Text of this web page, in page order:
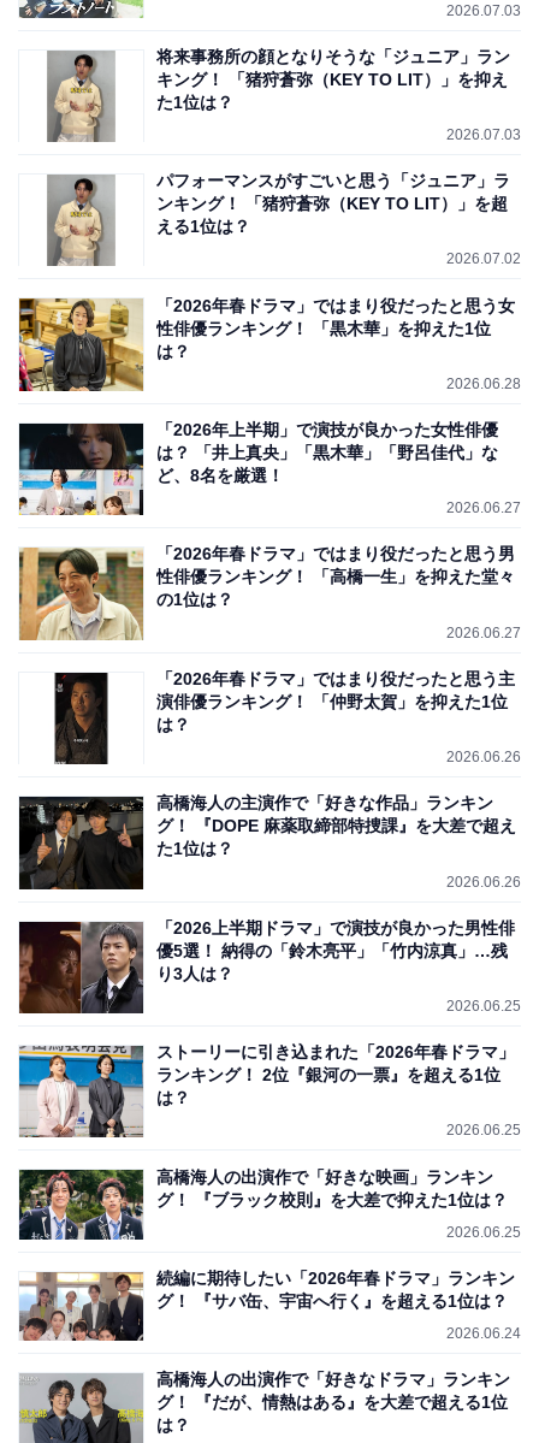
2026.07.03
将来事務所の顔となりそうな「ジュニア」ラン
キング！ 「猪狩蒼弥（KEY TO LIT）」を抑え
た1位は？
2026.07.03
パフォーマンスがすごいと思う「ジュニア」ラ
ンキング！ 「猪狩蒼弥（KEY TO LIT）」を超
える1位は？
2026.07.02
「2026年春ドラマ」ではまり役だったと思う女
性俳優ランキング！ 「黒木華」を抑えた1位
は？
2026.06.28
「2026年上半期」で演技が良かった女性俳優
は？ 「井上真央」「黒木華」「野呂佳代」な
ど、8名を厳選！
2026.06.27
「2026年春ドラマ」ではまり役だったと思う男
性俳優ランキング！ 「高橋一生」を抑えた堂々
の1位は？
2026.06.27
「2026年春ドラマ」ではまり役だったと思う主
演俳優ランキング！ 「仲野太賀」を抑えた1位
は？
2026.06.26
高橋海人の主演作で「好きな作品」ランキン
グ！ 『DOPE 麻薬取締部特捜課』を大差で超え
た1位は？
2026.06.26
「2026上半期ドラマ」で演技が良かった男性俳
優5選！ 納得の「鈴木亮平」「竹内涼真」…残
り3人は？
2026.06.25
ストーリーに引き込まれた「2026年春ドラマ」
ランキング！ 2位『銀河の一票』を超える1位
は？
2026.06.25
高橋海人の出演作で「好きな映画」ランキン
グ！ 『ブラック校則』を大差で抑えた1位は？
2026.06.25
続編に期待したい「2026年春ドラマ」ランキン
グ！ 『サバ缶、宇宙へ行く』を超える1位は？
2026.06.24
高橋海人の出演作で「好きなドラマ」ランキン
グ！ 『だが、情熱はある』を大差で超える1位
は？